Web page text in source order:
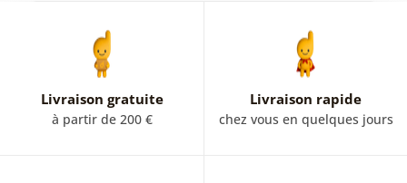
Livraison gratuite
à partir de 200 €
Livraison rapide
chez vous en quelques jours